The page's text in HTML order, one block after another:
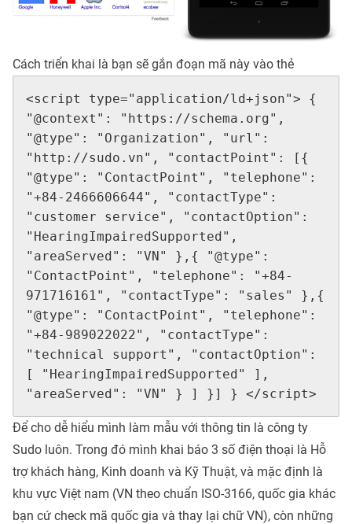
Cách triển khai là bạn sẽ gắn đoạn mã này vào thẻ
<script type="application/ld+json"> {
"@context": "https://schema.org",
"@type": "Organization", "url":
"http://sudo.vn", "contactPoint": [{
"@type": "ContactPoint", "telephone":
"+84-2466606644", "contactType":
"customer service", "contactOption":
"HearingImpairedSupported",
"areaServed": "VN" },{ "@type":
"ContactPoint", "telephone": "+84-
971716161", "contactType": "sales" },{
"@type": "ContactPoint", "telephone":
"+84-989022022", "contactType":
"technical support", "contactOption":
[ "HearingImpairedSupported" ],
"areaServed": "VN" } ] }] } </script>
Để cho dễ hiểu mình làm mẫu với thông tin là công ty
Sudo luôn. Trong đó mình khai báo 3 số điện thoại là Hỗ
trợ khách hàng, Kinh doanh và Kỹ Thuật, và mặc định là
khu vực Việt nam (VN theo chuẩn ISO-3166, quốc gia khác
bạn cứ check mã quốc gia và thay lại chữ VN), còn những